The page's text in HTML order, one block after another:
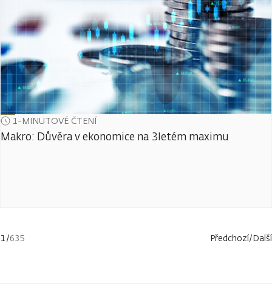
1-MINUTOVÉ ČTENÍ
Makro: Důvěra v ekonomice na 3letém maximu
1/635 Předchozí/Další